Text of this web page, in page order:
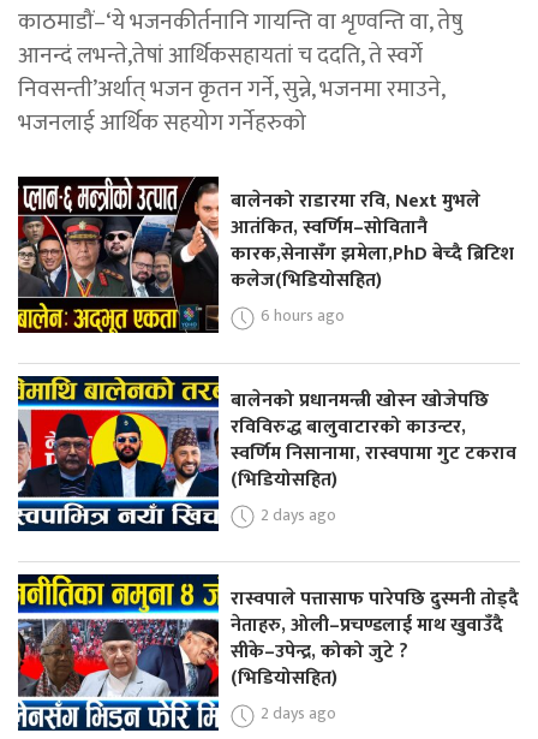
काठमाडौं–‘ये भजनकीर्तनानि गायन्ति वा शृण्वन्ति वा, तेषु
आनन्दं लभन्ते,तेषां आर्थिकसहायतां च ददति, ते स्वर्गे
निवसन्ती’अर्थात् भजन कृतन गर्ने, सुन्ने, भजनमा रमाउने,
भजनलाई आर्थिक सहयोग गर्नेहरुको
बालेनको राडारमा रवि, Next मुभले
आतंकित, स्वर्णिम–सोवितानै
कारक,सेनासँग झमेला,PhD बेच्दै ब्रिटिश
कलेज(भिडियोसहित)
6 hours ago
बालेनको प्रधानमन्त्री खोस्न खोजेपछि
रविविरुद्ध बालुवाटारको काउन्टर,
स्वर्णिम निसानामा, रास्वपामा गुट टकराव
(भिडियोसहित)
2 days ago
रास्वपाले पत्तासाफ पारेपछि दुस्मनी तोड्दै
नेताहरु, ओली–प्रचण्डलाई माथ खुवाउँदै
सीके–उपेन्द्र, कोको जुटे ?
(भिडियोसहित)
2 days ago